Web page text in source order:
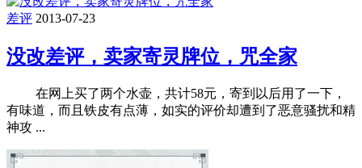
差评 2013-07-23
没改差评，卖家寄灵牌位，咒全家
在网上买了两个水壶，共计58元，寄到以后用了一下，
有味道，而且铁皮有点薄，如实的评价却遭到了恶意骚扰和精
神攻 ...